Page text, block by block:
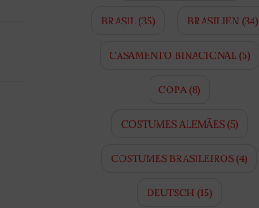
BRASIL(35) BRASILIEN(34)
CASAMENTO BINACIONAL(5)
COPA (8)
COSTUMES ALEMÃES(5)
COSTUMES BRASILEIROS (4)
DEUTSCH (15)